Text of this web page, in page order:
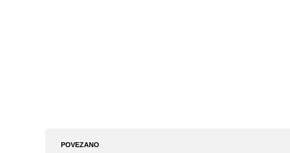
POVEZANO